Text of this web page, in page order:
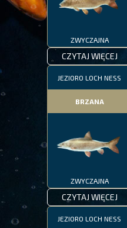
ZWYCZAJNA
CZYTAJ WIĘCEJ
JEZIORO LOCH NESS
BRZANA
ZWYCZAJNA
CZYTAJ WIĘCEJ
JEZIORO LOCH NESS